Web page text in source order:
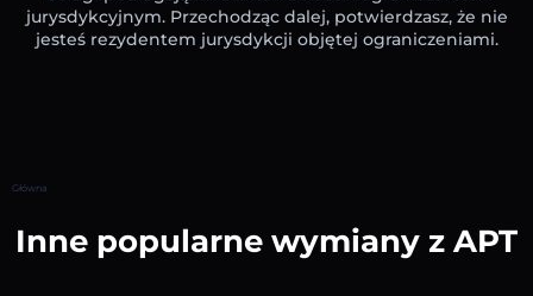
jurysdykcyjnym. Przechodząc dalej, potwierdzasz, że nie
jesteś rezydentem jurysdykcji objętej ograniczeniami.
Główna
Inne popularne wymiany z APT